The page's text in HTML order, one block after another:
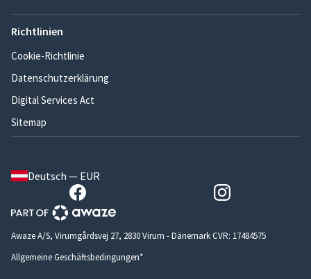
Richtlinien
Cookie-Richtlinie
Datenschutzerklärung
Digital Services Act
Sitemap
Deutsch — EUR
Awaze A/S, Virumgårdsvej 27, 2830 Virum - Dänemark CVR: 17484575
Allgemeine Geschäftsbedingungen*